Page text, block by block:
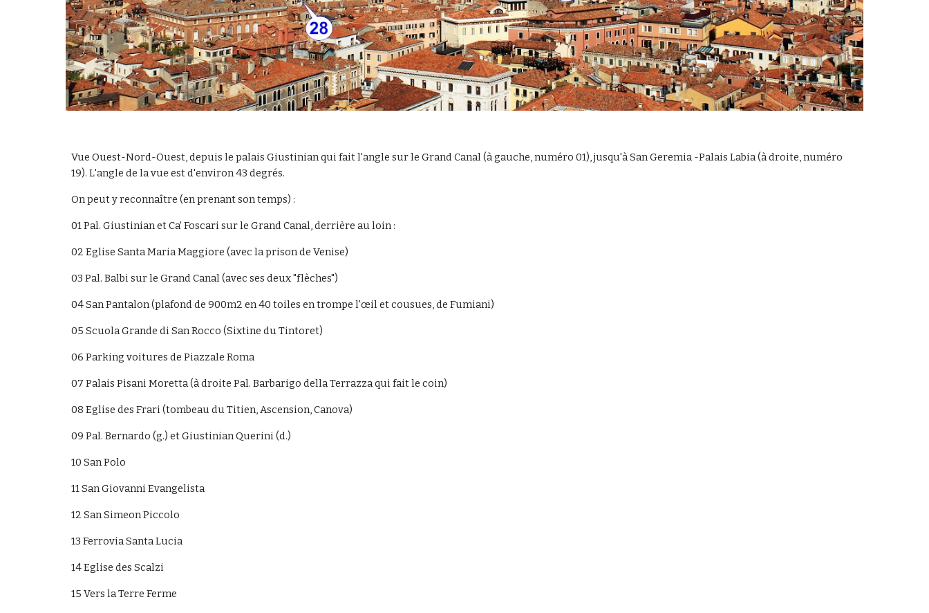
Vue Ouest-Nord-Ouest, depuis le palais Giustinian qui fait l'angle sur le Grand Canal (à gauche, numéro 01), jusqu'à San Geremia -Palais Labia (à droite, numéro
19). L'angle de la vue est d'environ 43 degrés.
On peut y reconnaître (en prenant son temps) :
01 Pal. Giustinian et Ca' Foscari sur le Grand Canal, derrière au loin :
02 Eglise Santa Maria Maggiore (avec la prison de Venise)
03 Pal. Balbi sur le Grand Canal (avec ses deux "flèches")
04 San Pantalon (plafond de 900m2 en 40 toiles en trompe l'œil et cousues, de Fumiani)
05 Scuola Grande di San Rocco (Sixtine du Tintoret)
06 Parking voitures de Piazzale Roma
07 Palais Pisani Moretta (à droite Pal. Barbarigo della Terrazza qui fait le coin)
08 Eglise des Frari (tombeau du Titien, Ascension, Canova)
09 Pal. Bernardo (g.) et Giustinian Querini (d.)
10 San Polo
11 San Giovanni Evangelista
12 San Simeon Piccolo
13 Ferrovia Santa Lucia
14 Eglise des Scalzi
15 Vers la Terre Ferme